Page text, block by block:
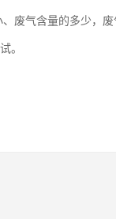
废气含量的多少，
。